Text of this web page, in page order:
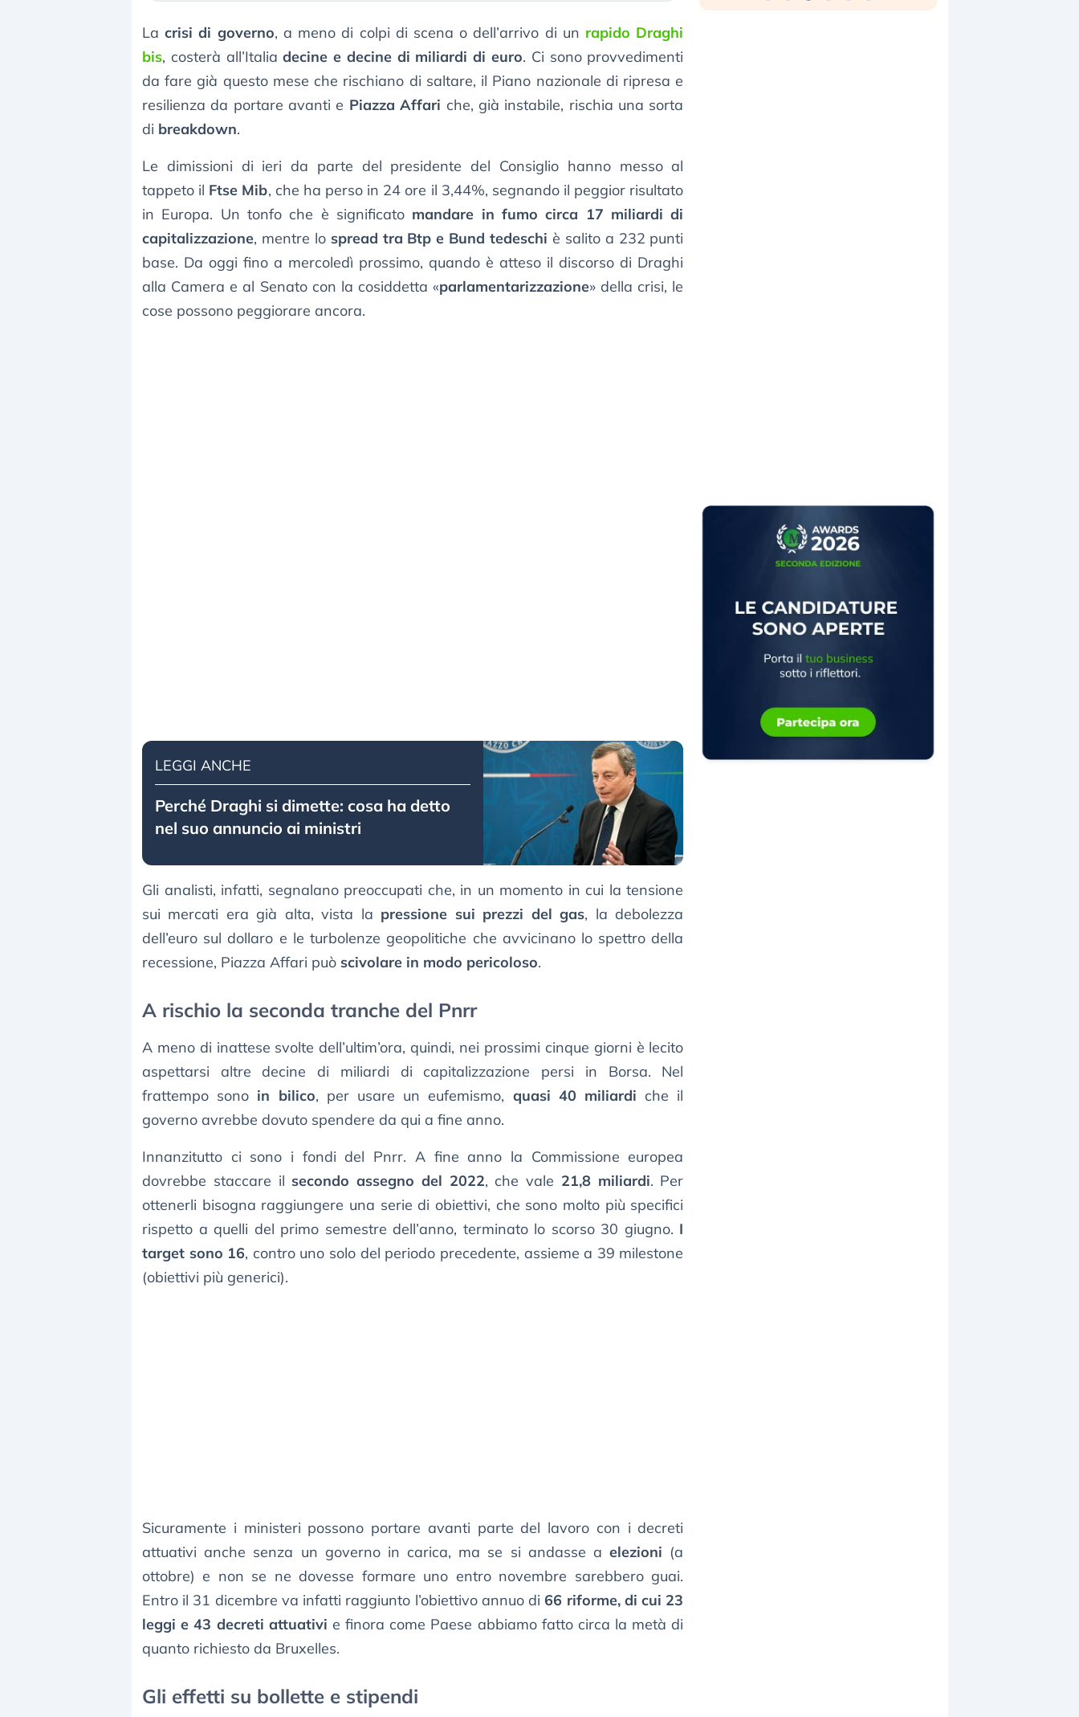
Lacrisi di governo, a meno di colpi di scena o dell’arrivo di un rapido Draghi
bis, costerà all’Italiadecine e decine di miliardi di euro. Ci sono provvedimenti
da fare già questo mese che rischiano di saltare, il Piano nazionale di ripresa e
resilienza da portare avanti e Piazza Affari che, già instabile, rischia una sorta
di breakdown.
Le dimissioni di ieri da parte del presidente del Consiglio hanno messo al
tappeto il Ftse Mib, che ha perso in 24 ore il 3,44%, segnando il peggior risultato
in Europa. Un tonfo che è significato mandare in fumo circa 17 miliardi di
capitalizzazione, mentre lo spread tra Btp e Bund tedeschi è salito a 232 punti
base. Da oggi fino a mercoledì prossimo, quando è atteso il discorso di Draghi
alla Camera e al Senato con la cosiddetta «parlamentarizzazione» della crisi, le
cose possono peggiorare ancora.
LEGGI ANCHE
Perché Draghi si dimette: cosa ha detto
nel suo annuncio ai ministri
Gli analisti, infatti, segnalano preoccupati che, in un momento in cui la tensione
sui mercati era già alta, vista la pressione sui prezzi del gas, la debolezza
dell’euro sul dollaro e le turbolenze geopolitiche che avvicinano lo spettro della
recessione, Piazza Affari può scivolare in modo pericoloso.
A rischio la seconda tranche del Pnrr
A meno di inattese svolte dell’ultim’ora, quindi, nei prossimi cinque giorni è lecito
aspettarsi altre decine di miliardi di capitalizzazione persi in Borsa. Nel
frattempo sono in bilico, per usare un eufemismo, quasi 40 miliardi che il
governo avrebbe dovuto spendere da qui a fine anno.
Innanzitutto ci sono i fondi del Pnrr. A fine anno la Commissione europea
dovrebbe staccare il secondo assegno del 2022, che vale 21,8 miliardi. Per
ottenerli bisogna raggiungere una serie di obiettivi, che sono molto più specifici
rispetto a quelli del primo semestre dell’anno, terminato lo scorso 30 giugno. I
target sono 16, contro uno solo del periodo precedente, assieme a 39 milestone
(obiettivi più generici).
Sicuramente i ministeri possono portare avanti parte del lavoro con i decreti
attuativi anche senza un governo in carica, ma se si andasse aelezioni (a
ottobre) e non se ne dovesse formare uno entro novembre sarebbero guai.
Entro il 31 dicembre va infatti raggiunto l’obiettivo annuo di66 riforme, di cui 23
leggi e 43 decreti attuativi e finora come Paese abbiamo fatto circa la metà di
quanto richiesto da Bruxelles.
Gli effetti su bollette e stipendi